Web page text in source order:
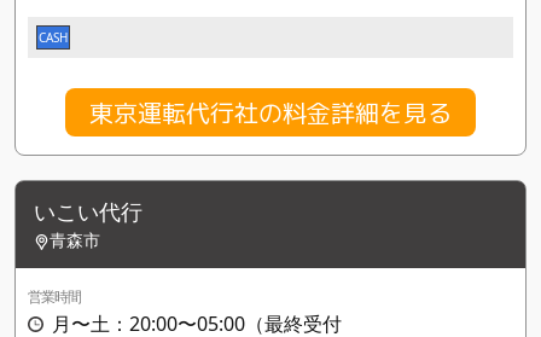
CASH
東京運転代行社の料金詳細を見る
いこい代行
青森市
営業時間
月〜土：20:00〜05:00（最終受付